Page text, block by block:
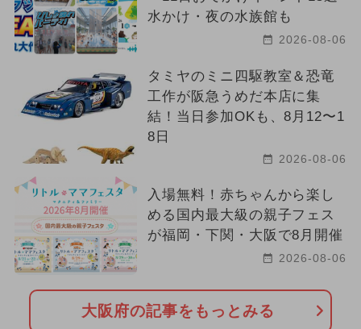
水かけ・夜の水族館も
2026-08-06
タミヤのミニ四駆教室＆恐竜
工作が阪急うめだ本店に集
結！当日参加OKも、8月12〜1
8日
2026-08-06
入場無料！赤ちゃんから楽し
める国内最大級の親子フェス
が福岡・下関・大阪で8月開催
2026-08-06
大阪府の記事をもっとみる